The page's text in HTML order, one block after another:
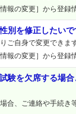
報の変更］から登録
別を修正したいで
ご自身で変更できま
報の変更］から登録
験を欠席する場
合、ご連絡や手続き